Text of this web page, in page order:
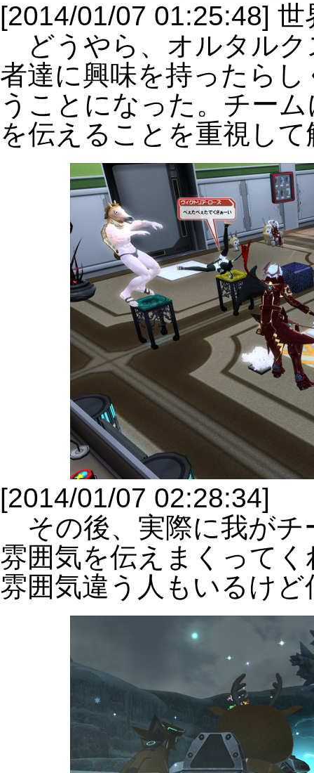
[2014/01/07 01:25:48]
どうやら、オルタルク
者達に興味を持ったら
うことになった。チー
を伝えることを重視して
[2014/01/07 02:28:34]
その後、実際に我がチ
雰囲気を伝えまくって
雰囲気違う人もいるけ